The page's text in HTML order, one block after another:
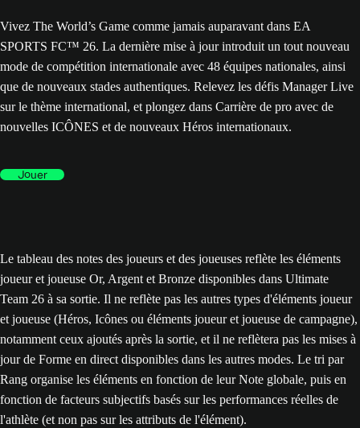
Vivez The World’s Game comme jamais auparavant dans EA
SPORTS FC™ 26. La dernière mise à jour introduit un tout nouveau
mode de compétition internationale avec 48 équipes nationales, ainsi
que de nouveaux stades authentiques. Relevez les défis Manager Live
sur le thème international, et plongez dans Carrière de pro avec de
nouvelles ICÔNES et de nouveaux Héros internationaux.
Jouer
Le tableau des notes des joueurs et des joueuses reflète les éléments
joueur et joueuse Or, Argent et Bronze disponibles dans Ultimate
Team 26 à sa sortie. Il ne reflète pas les autres types d'éléments joueur
et joueuse (Héros, Icônes ou éléments joueur et joueuse de campagne),
notamment ceux ajoutés après la sortie, et il ne reflètera pas les mises à
jour de Forme en direct disponibles dans les autres modes. Le tri par
Rang organise les éléments en fonction de leur Note globale, puis en
fonction de facteurs subjectifs basés sur les performances réelles de
l'athlète (et non pas sur les attributs de l'élément).